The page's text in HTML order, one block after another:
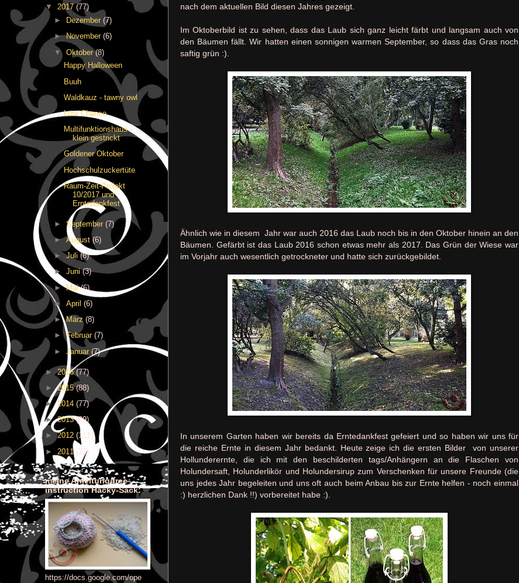
nach dem aktuellen Bild diesen Jahres gezeigt.
Im Oktoberbild ist zu sehen, dass das Laub sich ganz leicht färbt und langsam auch von
den Bäumen fällt. Wir hatten einen sonnigen warmen September, so dass das Gras noch
saftig grün :).
Ähnlich wie in diesem Jahr war auch 2016 das Laub noch bis in den Oktober hinein an den
Bäumen. Gefärbt ist das Laub 2016 schon etwas mehr als 2017. Das Grün der Wiese war
im Vorjahr auch wesentlich getrockneter und hatte sich zurückgebildet.
In unserem Garten haben wir bereits da Erntedankfest gefeiert und so haben wir uns für
die reiche Ernte in diesem Jahr bedankt. Heute zeige ich die ersten Bilder von unserer
Hollunderernte, die ich mit den beschilderten tags/Anhängern an die Flaschen von
Holundersaft, Holunderlikör und Holundersirup zum Verschenken für unsere Freunde (die
uns jedes Jahr begeleiten und uns oft auch beim Anbau bis zur Ernte helfen - noch einmal
:) herzlichen Dank !!) vorbereitet habe :).
▼ 2017 (77)
►
Dezember(7)
►November(6)
▼Oktober(8)
Happy Halloween
Buuh
Waldkauz - tawny owl
Lost Chance
Multifunktionshaus -
klein gestrickt
Goldener Oktober
Hochschulzuckertüte
Raum-Zeit-Projekt
10/2017 und
Erntedankfest
►September(7)
►August(6)
►Juli(6)
►Juni(3)
►Mai(6)
►April(6)
►März(8)
►Februar(7)
►Januar(7)
►2016(77)
►2015(88)
►2014 (77)
►2013(99)
►2012 (111)
► 2011 (22)
meine Anleitung/free
instruction Hacky-Sack:
https://docs.google.com/ope